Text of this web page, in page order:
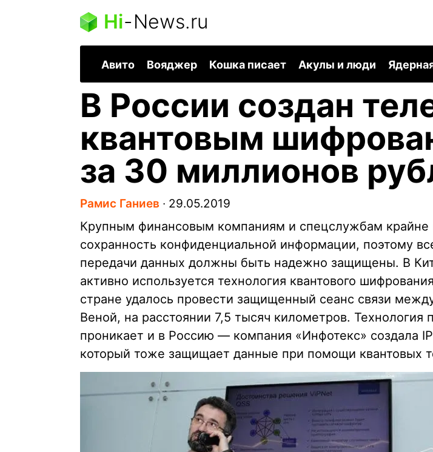
Hi-News.ru
Авито Вояджер Кошка писает Акулы и люди
В России создан
квантовым
за 30 миллионов
Рамис Ганиев ∙ 29.05.2019
Крупным финансовым компаниям и спецслужбам крайне
сохранность конфиденциальной информации, поэтому
передачи данных должны быть надежно защищены. В
активно используется технология квантового
стране удалось провести защищенный сеанс связи
Веной, на расстоянии 7,5 тысяч километров. Технология
проникает и в Россию — компания «Инфотекс» создала
который тоже защищает данные при помощи квантовых